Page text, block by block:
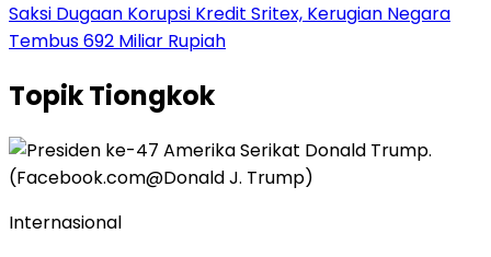
Saksi Dugaan Korupsi Kredit Sritex, Kerugian Negara
Tembus 692 Miliar Rupiah
TopikTiongkok
Internasional